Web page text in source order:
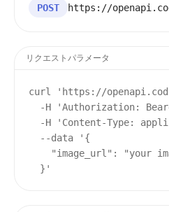
POST https://
リクエストパラメータ
curl 'https://
-H 'Authorization:
-H 'Content-Type:
  --data '{
"image_url": "your
  }'